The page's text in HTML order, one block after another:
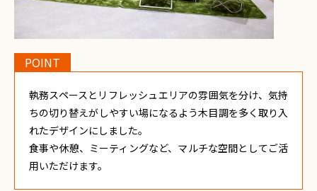
POINT
執務スペースとリフレッシュエリアの雰囲気を分け、気持
ちの切り替えがしやすい場になるよう木目調を多く取り入
れたデザインにしました。
食事や休憩、ミーティングなど、マルチな空間としてご活
用いただけます。